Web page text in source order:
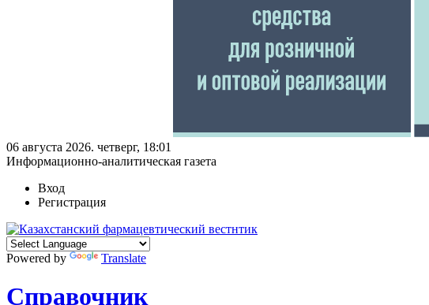
06 августа 2026. четверг, 18:01
Информационно-аналитическая газета
Вход
Регистрация
Powered by Translate
Справочник